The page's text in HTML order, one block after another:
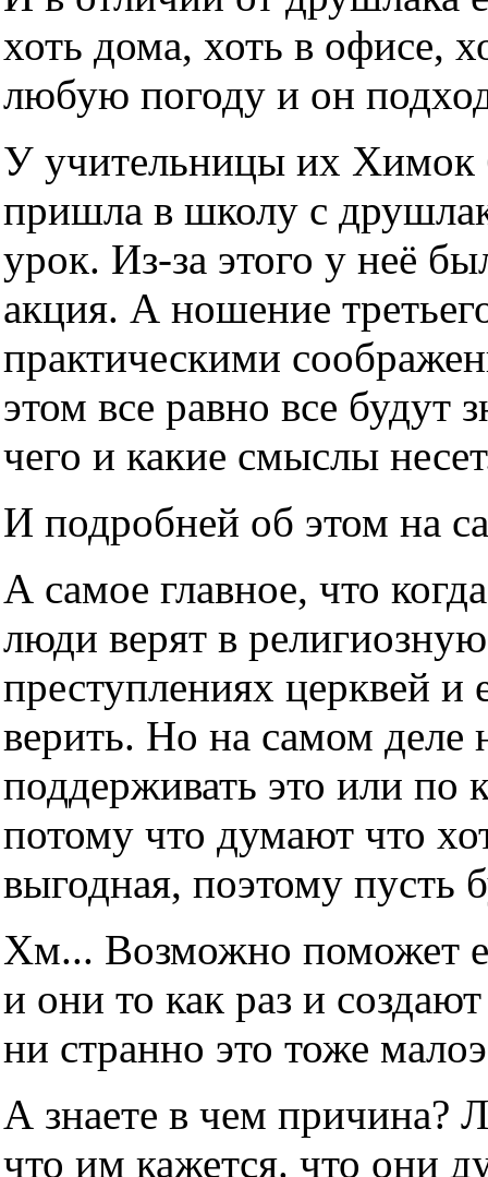
хоть дома, хоть в офисе,
любую погоду и он
У учительницы их Химок
пришла в школу с
урок. Из-за этого у неё
акция. А ношение
практическими
этом все равно все будут
чего и какие смыслы
И подробней об этом на
А самое главное, что
люди верят в
преступлениях церквей и
верить. Но на самом деле
поддерживать это или по
потому что думают что
выгодная, поэтому пусть
Хм... Возможно поможет
и они то как раз и
ни странно это тоже
А знаете в чем причина?
что им кажется. что они